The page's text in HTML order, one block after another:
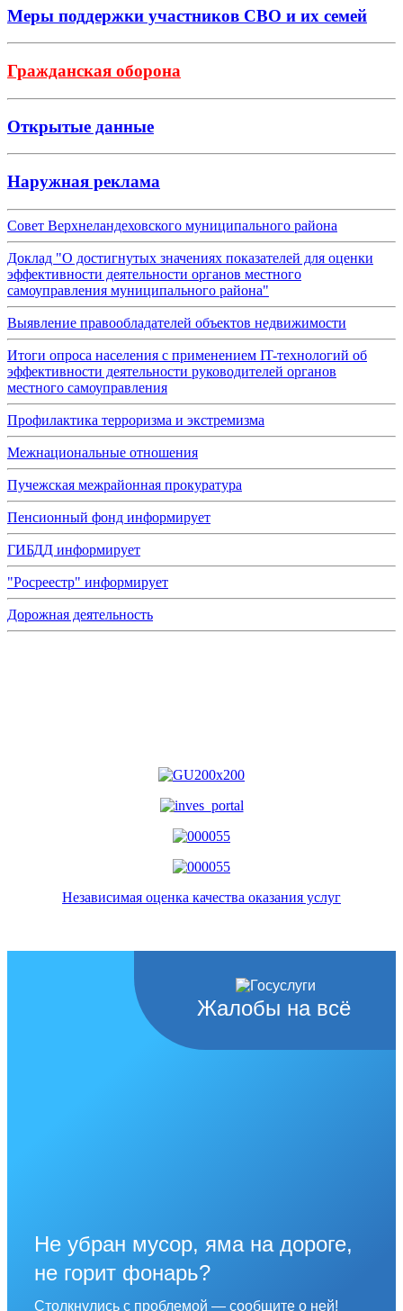
Меры поддержки участников СВО и их семей
Гражданская оборона
Открытые данные
Наружная реклама
Совет Верхнеландеховского муниципального района
Доклад "О достигнутых значениях показателей для оценки
эффективности деятельности органов местного
самоуправления муниципального района"
Выявление правообладателей объектов недвижимости
Итоги опроса населения с применением IT-технологий об
эффективности деятельности руководителей органов
местного самоуправления
Профилактика терроризма и экстремизма
Межнациональные отношения
Пучежская межрайонная прокуратура
Пенсионный фонд информирует
ГИБДД информирует
"Росреестр" информирует
Дорожная деятельность
Независимая оценка качества оказания услуг
Жалобы на всё
Не убран мусор, яма на дороге,
не горит фонарь?
Столкнулись с проблемой — сообщите о ней!